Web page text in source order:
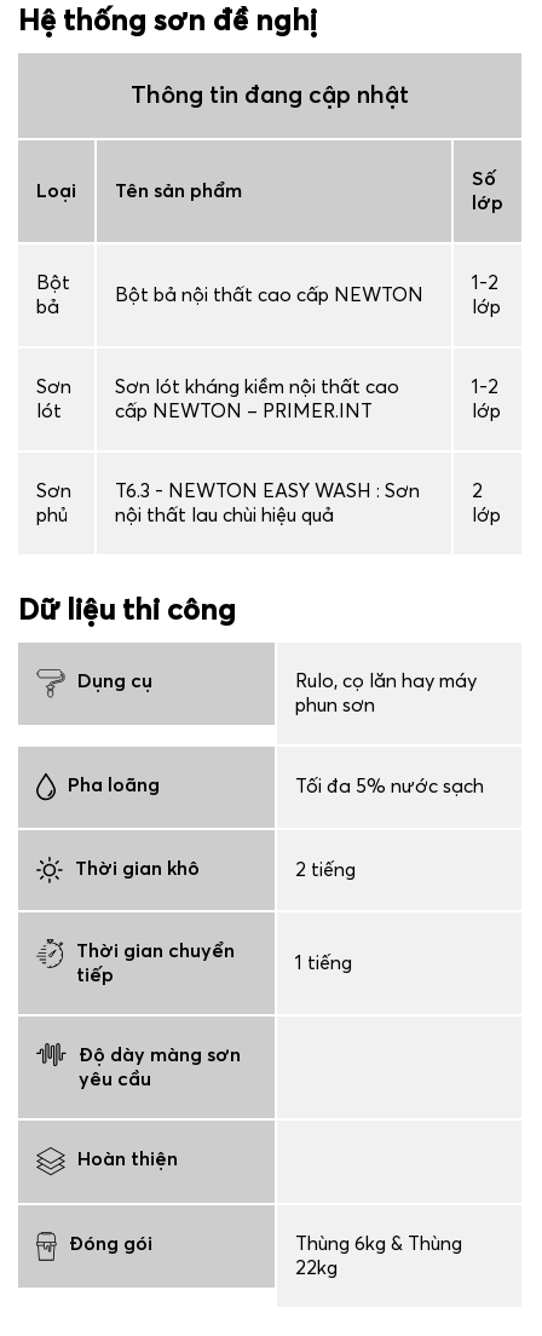
Hệ thống sơn đề nghị
Thông tin đang cập nhật
Loại Tên sản phẩm
Số
lớp
Bột
bả
Bột bả nội thất cao cấp NEWTON
1-2
lớp
Sơn
lót
Sơn lót kháng kiềm nội thất cao
cấp NEWTON – PRIMER.INT
1-2
lớp
Sơn
phủ
T6.3 - NEWTON EASY WASH : Sơn
nội thất lau chùi hiệu quả
2
lớp
Dữ liệu thi công
Dụng cụ
Rulo, cọ lăn hay máy
phun sơn
Pha loãng Tối đa 5% nước sạch
Thời gian khô 2 tiếng
Thời gian chuyển
tiếp
1 tiếng
Độ dày màng sơn
yêu cầu
Hoàn thiện
Đóng gói
Thùng 6kg & Thùng
22kg